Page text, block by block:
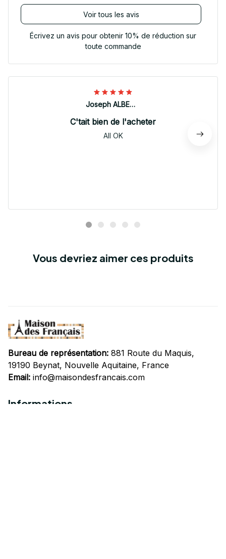
Voir tous les avis
Écrivez un avis pour obtenir 10% de réduction sur
toute commande
Joseph ALBERTINI
C'tait bien de l'acheter
All OK
Vous devriez aimer ces produits
Bureau de représentation: 881 Route du Maquis,
19190 Beynat, Nouvelle Aquitaine, France
Email: info@maisondesfrancais.com
Informations